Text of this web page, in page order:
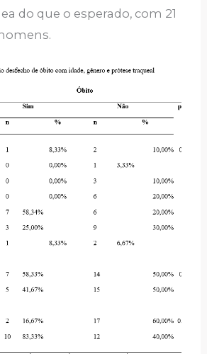
do que o esperado, com 21